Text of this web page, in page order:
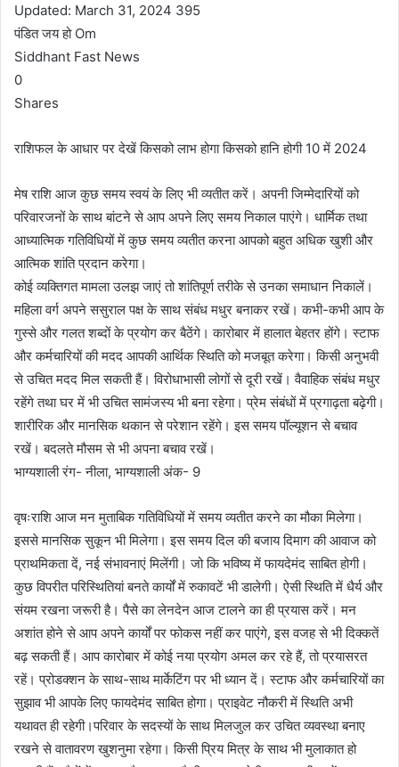
Updated: March 31, 2024 395
पंडित जय हो Om
Siddhant Fast News
0
Shares
राशिफल के आधार पर देखें किसको लाभ होगा किसको हानि होगी 10 में 2024
मेष राशि आज कुछ समय स्वयं के लिए भी व्यतीत करें। अपनी जिम्मेदारियों को
परिवारजनों के साथ बांटने से आप अपने लिए समय निकाल पाएंगे। धार्मिक तथा
आध्यात्मिक गतिविधियों में कुछ समय व्यतीत करना आपको बहुत अधिक खुशी और
आत्मिक शांति प्रदान करेगा।
कोई व्यक्तिगत मामला उलझ जाएं तो शांतिपूर्ण तरीके से उनका समाधान निकालें।
महिला वर्ग अपने ससुराल पक्ष के साथ संबंध मधुर बनाकर रखें। कभी-कभी आप के
गुस्से और गलत शब्दों के प्रयोग कर बैठेंगे। कारोबार में हालात बेहतर होंगे। स्टाफ
और कर्मचारियों की मदद आपकी आर्थिक स्थिति को मजबूत करेगा। किसी अनुभवी
से उचित मदद मिल सकती हैं। विरोधाभासी लोगों से दूरी रखें। वैवाहिक संबंध मधुर
रहेंगे तथा घर में भी उचित सामंजस्य भी बना रहेगा। प्रेम संबंधों में प्रगाढ़ता बढ़ेगी।
शारीरिक और मानसिक थकान से परेशान रहेंगे। इस समय पॉल्यूशन से बचाव
रखें। बदलते मौसम से भी अपना बचाव रखें।
भाग्यशाली रंग- नीला, भाग्यशाली अंक- 9
वृषःराशि आज मन मुताबिक गतिविधियों में समय व्यतीत करने का मौका मिलेगा।
इससे मानसिक सुकून भी मिलेगा। इस समय दिल की बजाय दिमाग की आवाज को
प्राथमिकता दें, नई संभावनाएं मिलेंगी। जो कि भविष्य में फायदेमंद साबित होगी।
कुछ विपरीत परिस्थितियां बनते कार्यों में रुकावटें भी डालेगी। ऐसी स्थिति में धैर्य और
संयम रखना जरूरी है। पैसे का लेनदेन आज टालने का ही प्रयास करें। मन
अशांत होने से आप अपने कार्यों पर फोकस नहीं कर पाएंगे, इस वजह से भी दिक्कतें
बढ़ सकती हैं। आप कारोबार में कोई नया प्रयोग अमल कर रहे हैं, तो प्रयासरत
रहें। प्रोडक्शन के साथ-साथ मार्केटिंग पर भी ध्यान दें। स्टाफ और कर्मचारियों का
सुझाव भी आपके लिए फायदेमंद साबित होगा। प्राइवेट नौकरी में स्थिति अभी
यथावत ही रहेगी।परिवार के सदस्यों के साथ मिलजुल कर उचित व्यवस्था बनाए
रखने से वातावरण खुशनुमा रहेगा। किसी प्रिय मित्र के साथ भी मुलाकात हो